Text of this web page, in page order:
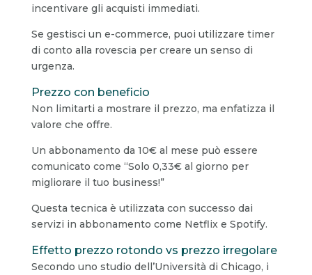
incentivare gli acquisti immediati.
Se gestisci un e-commerce, puoi utilizzare timer
di conto alla rovescia per creare un senso di
urgenza.
Prezzo con beneficio
Non limitarti a mostrare il prezzo, ma enfatizza il
valore che offre.
Un abbonamento da 10€ al mese può essere
comunicato come “Solo 0,33€ al giorno per
migliorare il tuo business!”
Questa tecnica è utilizzata con successo dai
servizi in abbonamento come Netflix e Spotify.
Effetto prezzo rotondo vs prezzo irregolare
Secondo uno studio dell’Università di Chicago, i